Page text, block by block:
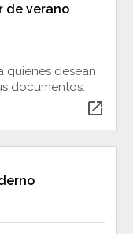
de verano
quienes desean
documentos.
open_in_new